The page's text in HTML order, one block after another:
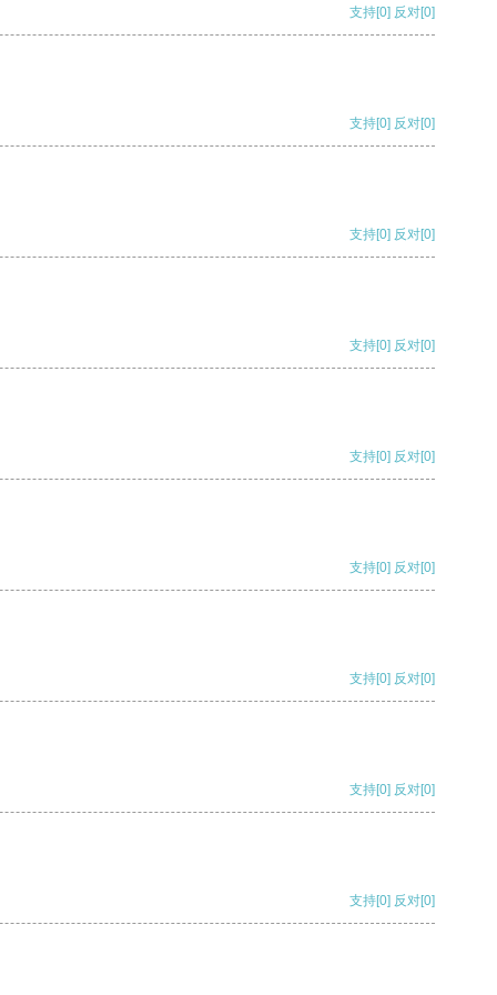
支持[0] 反对[0]
支持[0] 反对[0]
支持[0] 反对[0]
支持[0] 反对[0]
支持[0] 反对[0]
支持[0] 反对[0]
支持[0] 反对[0]
支持[0] 反对[0]
支持[0] 反对[0]